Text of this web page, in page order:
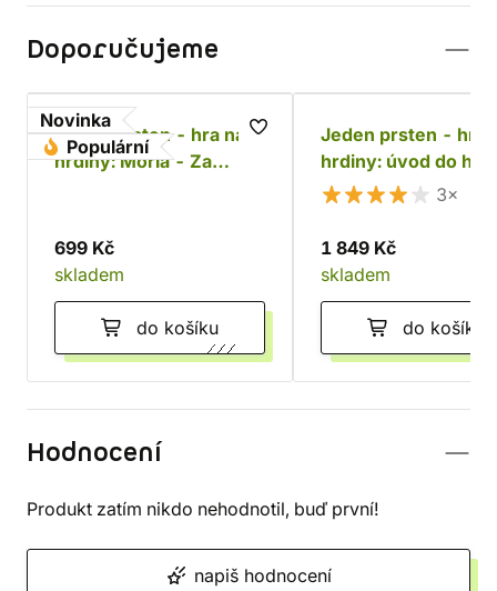
Doporučujeme
Novinka
Populární
Jeden prsten - hra na
hrdiny: Moria - Za
699 Kč
skladem
do košíku
Jeden prsten - hra
hrdiny: úvod do hry
základní příručka
3×
1 849 Kč
skladem
do košíku
Hodnocení
Produkt zatím nikdo nehodnotil, buď první!
napiš hodnocení